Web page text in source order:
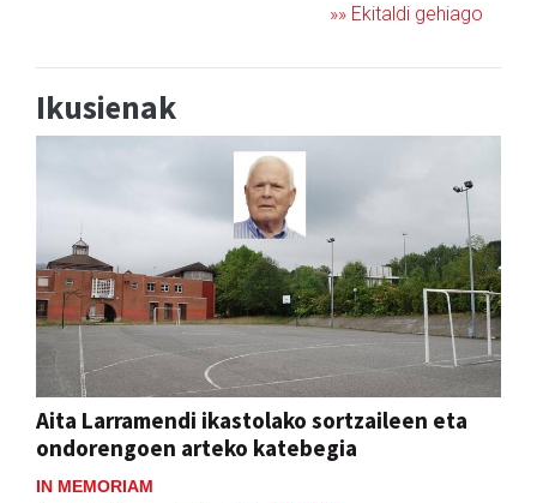
»» Ekitaldi gehiago
Ikusienak
Aita Larramendi ikastolako sortzaileen eta
ondorengoen arteko katebegia
IN MEMORIAM